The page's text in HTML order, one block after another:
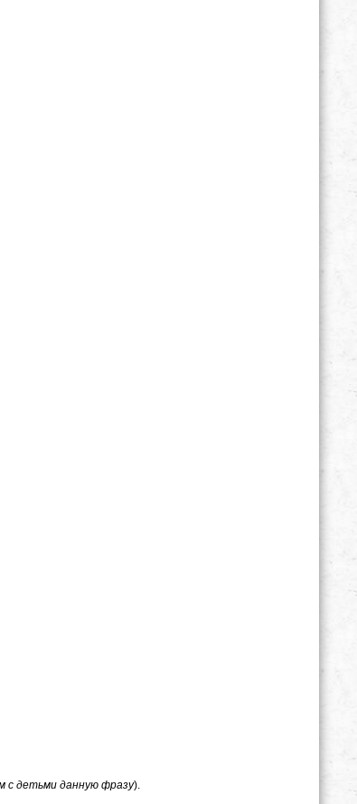
с детьми данную фразу).